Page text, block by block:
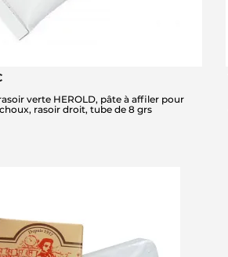
verte HEROLD, pâte à affiler pour
rasoir droit, tube de 8 grs